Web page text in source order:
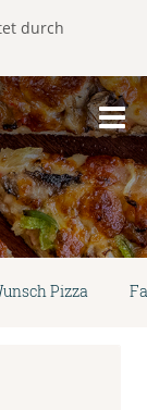
durch
Pizza